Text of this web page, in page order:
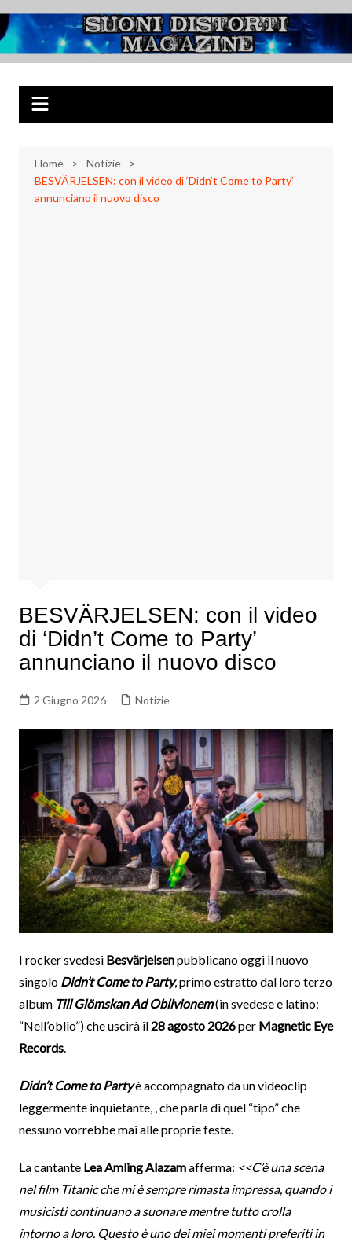
al
contenuto
Suoni Distorti
Magazine
Musica Rock, Metal, Punk e varie sonorità alternative
Home
Notizie
BESVÄRJELSEN: con il video di ‘Didn’t Come to Party’
annunciano il nuovo disco
BESVÄRJELSEN: con il video
di ‘Didn’t Come to Party’
annunciano il nuovo disco
2 Giugno 2026 Notizie
I rocker svedesi Besvärjelsenpubblicano oggi il nuovo
singolo Didn’t Come to Party, primo estratto dal loro terzo
album Till Glömskan Ad Oblivionem(in svedese e latino:
“Nell’oblio”) che uscirà il 28 agosto 2026per Magnetic Eye
Records.
Didn’t Come to Partyè accompagnato da un videoclip
leggermente inquietante, , che parla di quel “tipo” che
nessuno vorrebbe mai alle proprie feste.
La cantante Lea Amling Alazamafferma: <<C’è una scena
nel film Titanic che mi è sempre rimasta impressa, quando i
musicisti continuano a suonare mentre tutto crolla
intorno a loro. Questo è uno dei miei momenti preferiti in